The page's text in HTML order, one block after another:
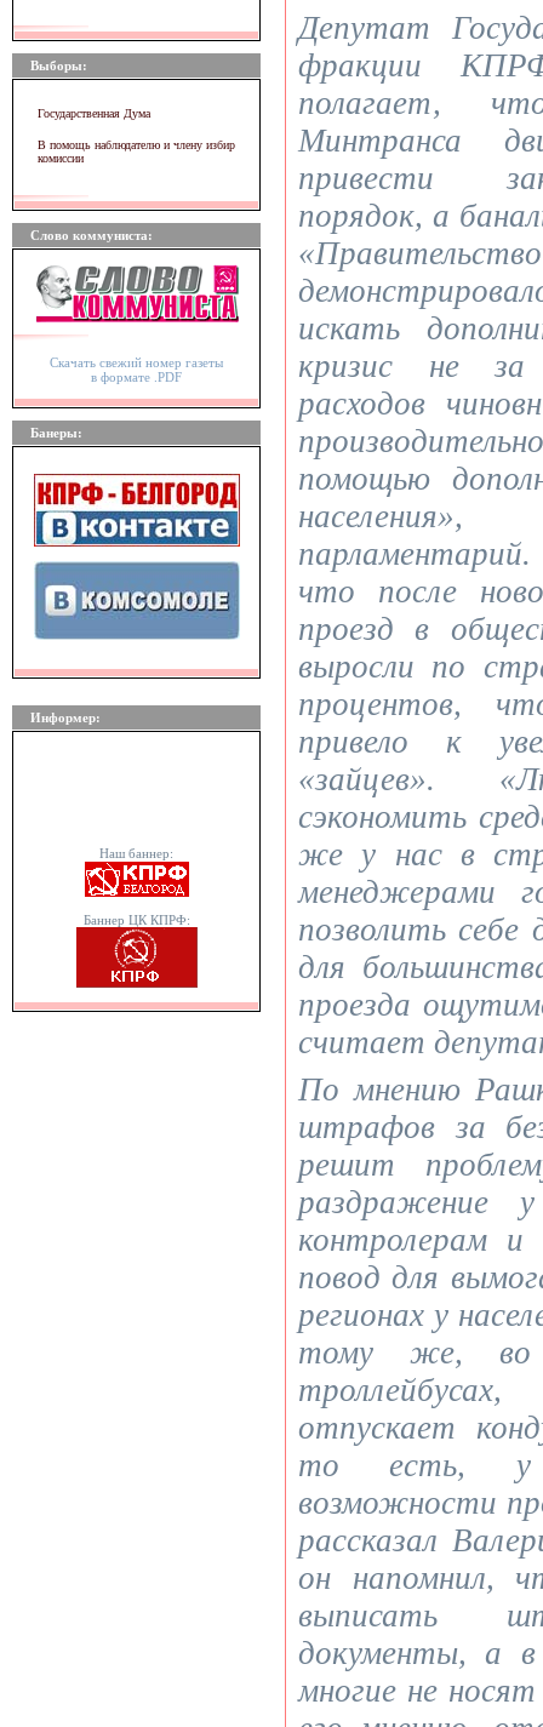
Выборы:
Государственная Дума
В помощь наблюдателю и члену избир
комиссии
Слово коммуниста:
Скачать свежий номер газеты
в формате .PDF
Банеры:
Информер:
Наш баннер:
Баннер ЦК КПРФ:
Депутат
фракции
полагает,
Минтранса
привести
порядок, а
искать
кризис не за
расходов
помощью
что после
проезд в
выросли по
процентов,
привело к
«зайцев».
сэкономить
же у нас в
менеджерами
позволить себе
для
проезда
считает
По мнению
штрафов за
решит
раздражение
контролерам и
повод для
регионах у
тому же, во
отпускает
то есть, у
возможности
рассказал
он напомнил,
выписать
документы, а в
многие не